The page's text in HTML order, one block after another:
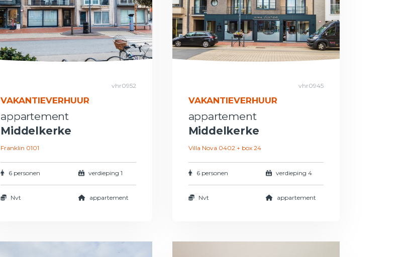
vhr0952
VAKANTIEVERHUUR
appartement
Middelkerke
Franklin 0101
6 personen verdieping 1
Nvt appartement
vhr0945
VAKANTIEVERHUUR
appartement
Middelkerke
Villa Nova 0402 + box 24
6 personen verdieping 4
Nvt appartement